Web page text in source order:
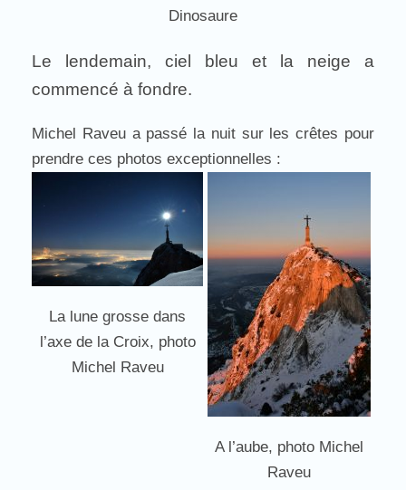
Dinosaure
Le lendemain, ciel bleu et la neige a
commencé à fondre.
Michel Raveu a passé la nuit sur les crêtes pour
prendre ces photos exceptionnelles :
La lune grosse dans
l’axe de la Croix, photo
Michel Raveu
A l’aube, photo Michel
Raveu